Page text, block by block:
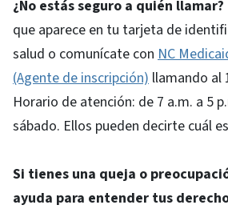
¿No estás seguro a quién llamar?
que aparece en tu tarjeta de
salud o comunícate con NC
(Agente de inscripción) llamando al
Horario de atención: de 7 a.m. a 5
sábado. Ellos pueden decirte cuál
Si tienes una queja o
ayuda para entender tus